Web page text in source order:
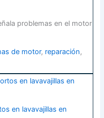
problemas en el motor
de motor, reparación,
en lavavajillas en